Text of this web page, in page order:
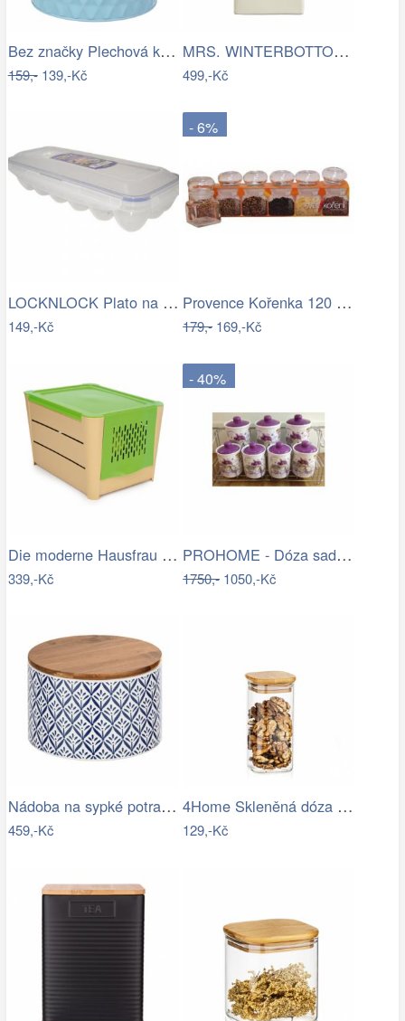
Bez značky Plechová kulatá dóza s…
159,-139,-Kč
MRS. WINTERBOTTOM\'S Dóza na mouku
499,-Kč
LOCKNLOCK Plato na vajíčka, 12 ks vajec…
149,-Kč
- 6%
Provence Kořenka 120 ml, sklo, 6 ks
179,-169,-Kč
Die moderne Hausfrau Úložný box na…
339,-Kč
- 40%
PROHOME - Dóza sada 7ks + drátěná…
1750,-1050,-Kč
Nádoba na sypké potraviny LORCA, 0,75L,…
459,-Kč
4Home Skleněná dóza na potraviny s…
129,-Kč